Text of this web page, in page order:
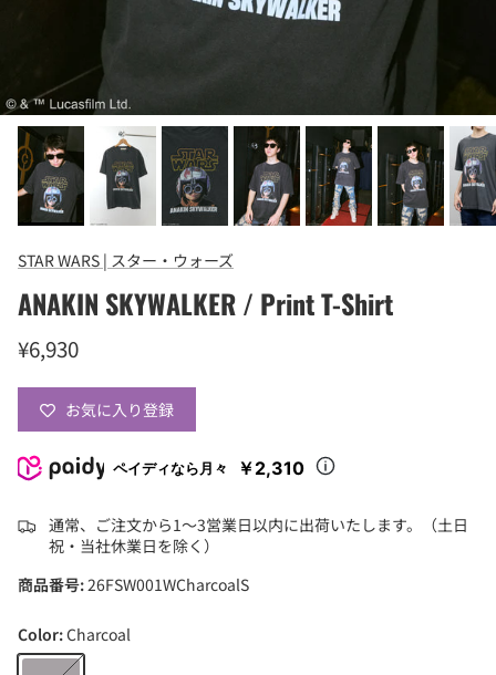
STAR WARS | スター・ウォーズ
ANAKIN SKYWALKER / Print T-Shirt
¥6,930
お気に入り登録
ペイディなら月々 ￥2,310
通常、ご注文から1〜3営業日以内に出荷いたします。（土日
祝・当社休業日を除く）
商品番号:26FSW001WCharcoalS
Color:Charcoal
Charcoal